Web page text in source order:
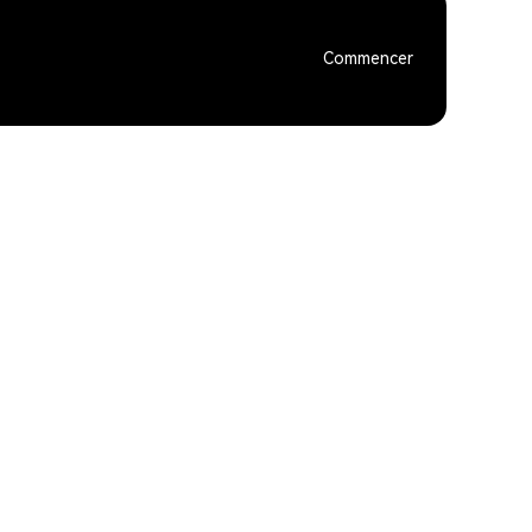
Commencer